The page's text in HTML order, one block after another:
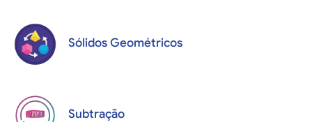
Sólidos Geométricos
Subtração